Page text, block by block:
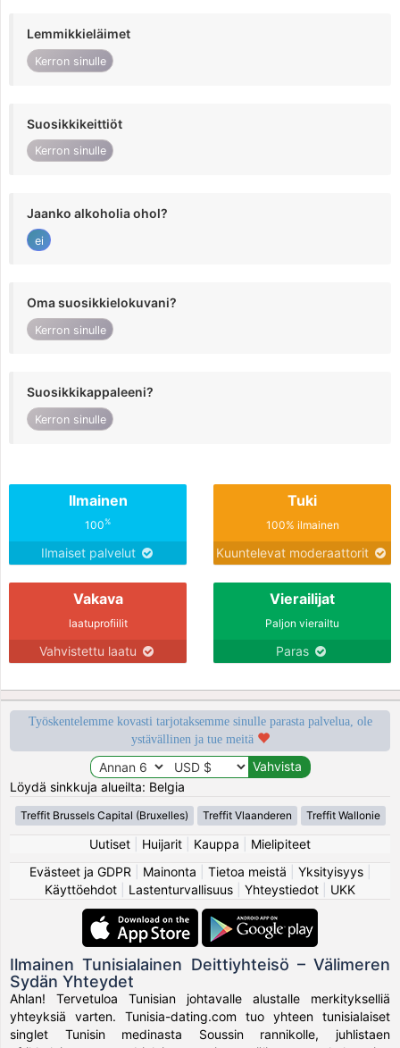
Lemmikkieläimet
Kerron sinulle
Suosikkikeittiöt
Kerron sinulle
Jaanko alkoholia ohol?
ei
Oma suosikkielokuvani?
Kerron sinulle
Suosikkikappaleeni?
Kerron sinulle
Ilmainen
100%
Ilmaiset palvelut
Tuki
100% ilmainen
Kuuntelevat moderaattorit
Vakava
laatuprofiilit
Vahvistettu laatu
Vierailijat
Paljon vierailtu
Paras
Työskentelemme kovasti tarjotaksemme sinulle parasta palvelua, ole
ystävällinen ja tue meitä
Löydä sinkkuja alueilta: Belgia
Treffit Brussels Capital (Bruxelles) Treffit Vlaanderen Treffit Wallonie
Uutiset Huijarit Kauppa
Mielipiteet
Evästeet ja GDPR
Mainonta Tietoa meistä Yksityisyys|
Käyttöehdot
Lastenturvallisuus Yhteystiedot UKK
Ilmainen Tunisialainen Deittiyhteisö – Välimeren
Sydän Yhteydet
Ahlan! Tervetuloa Tunisian johtavalle alustalle merkitykselliä
yhteyksiä varten. Tunisia-dating.com tuo yhteen tunisialaiset
singlet Tunisin medinasta Soussin rannikolle, juhlistaen